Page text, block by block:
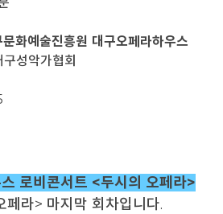
화예술진흥원 대구오페라하우스
성악가협회
로비콘서트 <두시의 오페라>
라> 마지막 회차입니다.